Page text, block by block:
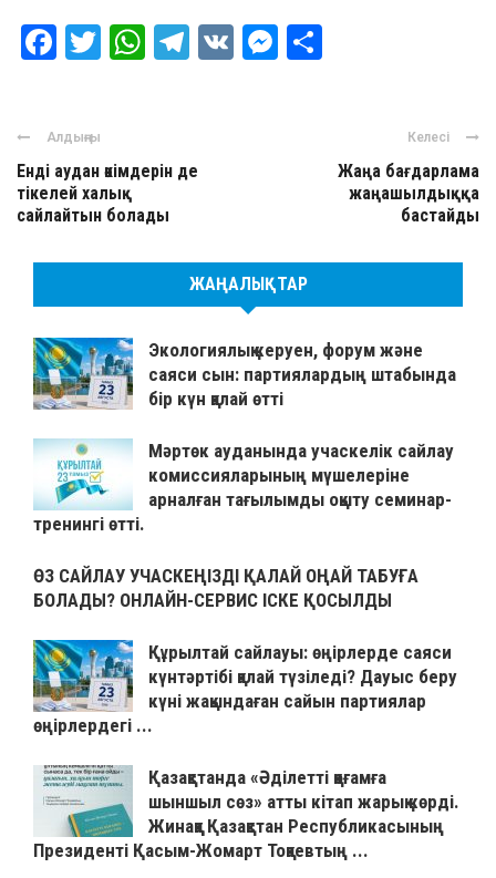
Facebook
Twitter
WhatsApp
Telegram
VK Messenger
Алдыңғы
Енді аудан әкімдерін де
тікелей халық
сайлайтын болады
Келесі
Жаңа бағдарлама
жаңашылдыққа
бастайды
ЖАҢАЛЫҚТАР
Экологиялық керуен, форум және
саяси сын: партиялардың штабында
бір күн қалай өтті
Мәртөк ауданында учаскелік сайлау
комиссияларының мүшелеріне
арналған тағылымды оқыту семинар-
тренингі өтті.
ӨЗ САЙЛАУ УЧАСКЕҢІЗДІ ҚАЛАЙ ОҢАЙ ТАБУҒА
БОЛАДЫ? ОНЛАЙН-СЕРВИС ІСКЕ ҚОСЫЛДЫ
Құрылтай сайлауы: өңірлерде саяси
күнтәртібі қалай түзіледі? Дауыс беру
күні жақындаған сайын партиялар
өңірлердегі ...
Қазақстанда «Әділетті қоғамға
шыншыл сөз» атты кітап жарық көрді.
Жинаққа Қазақстан Республикасының
Президенті Қасым-Жомарт Тоқаевтың ...